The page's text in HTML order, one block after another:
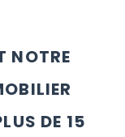
NOTRE
DE 15